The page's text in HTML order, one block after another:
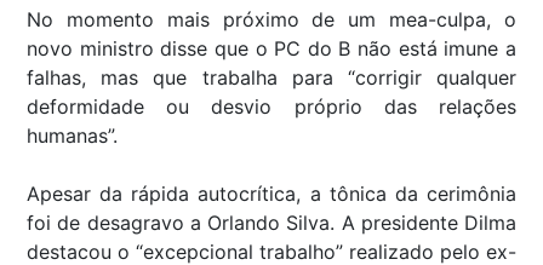
No momento mais próximo de um mea-culpa, o
novo ministro disse que o PC do B não está imune a
falhas, mas que trabalha para “corrigir qualquer
deformidade ou desvio próprio das relações
humanas”.
Apesar da rápida autocrítica, a tônica da cerimônia
foi de desagravo a Orlando Silva. A presidente Dilma
destacou o “excepcional trabalho” realizado pelo ex-